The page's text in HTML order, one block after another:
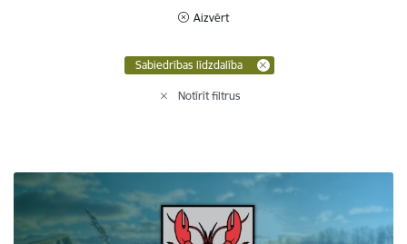
Aizvērt
Sabiedrības līdzdalība
Notīrīt filtrus